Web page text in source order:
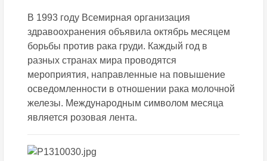
В 1993 году Всемирная организация
здравоохранения объявила октябрь месяцем
борьбы против рака груди. Каждый год в
разных странах мира проводятся
мероприятия, направленные на повышение
осведомленности в отношении рака молочной
железы. Международным символом месяца
является розовая лента.